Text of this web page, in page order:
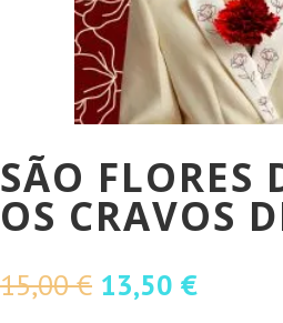
SÃO FLORES
OS CRAVOS
15,00€ O
13,50 €O